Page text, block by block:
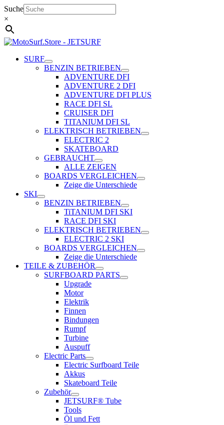
Zum
Inhalt
springen
Suche
×
SURF
BENZIN BETRIEBEN
ADVENTURE DFI
ADVENTURE 2 DFI
ADVENTURE DFI PLUS
RACE DFI SL
CRUISER DFI
TITANIUM DFI SL
ELEKTRISCH BETRIEBEN
ELECTRIC 2
SKATEBOARD
GEBRAUCHT
ALLE ZEIGEN
BOARDS VERGLEICHEN
Zeige die Unterschiede
SKI
BENZIN BETRIEBEN
TiTANIUM DFI SKI
RACE DFI SKI
ELEKTRISCH BETRIEBEN
ELECTRIC 2 SKI
BOARDS VERGLEICHEN
Zeige die Unterschiede
TEILE & ZUBEHÖR
SURFBOARD PARTS
Upgrade
Motor
Elektrik
Finnen
Bindungen
Rumpf
Turbine
Auspuff
Electric Parts
Electric Surfboard Teile
Akkus
Skateboard Teile
Zubehör
JETSURF® Tube
Tools
Öl und Fett